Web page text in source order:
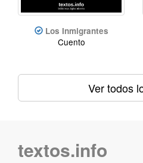
Los Inmigrantes
Cuento
Ver todos
textos.info